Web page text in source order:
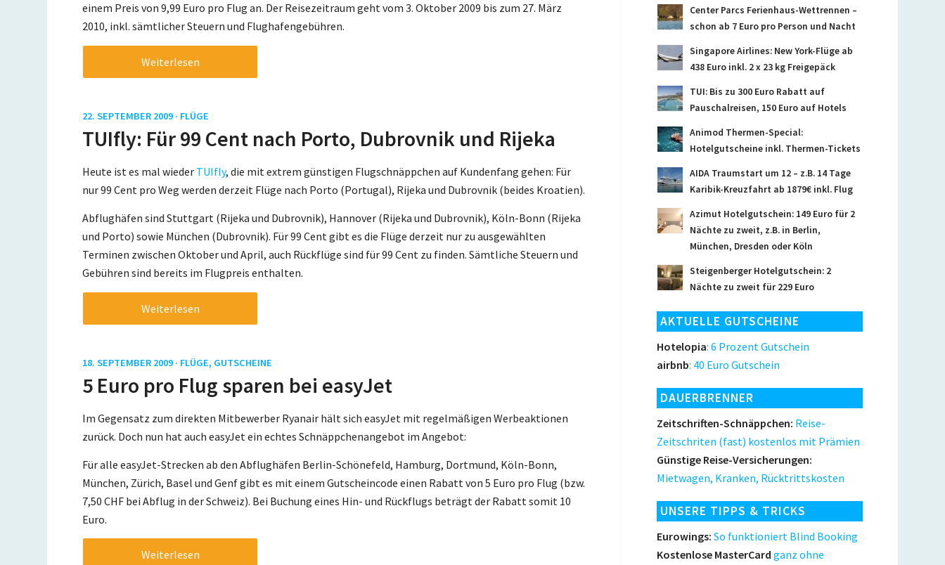
einem Preis von 9,99 Euro pro Flug an. Der Reisezeitraum geht vom 3. Oktober 2009 bis zum 27. März
2010, inkl. sämtlicher Steuern und Flughafengebühren.
Weiterlesen
22. SEPTEMBER 2009 · FLÜGE
TUIfly: Für 99 Cent nach Porto, Dubrovnik und Rijeka
Heute ist es mal wieder TUIfly, die mit extrem günstigen Flugschnäppchen auf Kundenfang gehen: Für
nur 99 Cent pro Weg werden derzeit Flüge nach Porto (Portugal), Rijeka und Dubrovnik (beides Kroatien).
Abflughäfen sind Stuttgart (Rijeka und Dubrovnik), Hannover (Rijeka und Dubrovnik), Köln-Bonn (Rijeka
und Porto) sowie München (Dubrovnik). Für 99 Cent gibt es die Flüge derzeit nur zu ausgewählten
Terminen zwischen Oktober und April, auch Rückflüge sind für 99 Cent zu finden. Sämtliche Steuern und
Gebühren sind bereits im Flugpreis enthalten.
Weiterlesen
18. SEPTEMBER 2009 · FLÜGE, GUTSCHEINE
5 Euro pro Flug sparen bei easyJet
Im Gegensatz zum direkten Mitbewerber Ryanair hält sich easyJet mit regelmäßigen Werbeaktionen
zurück. Doch nun hat auch easyJet ein echtes Schnäppchenangebot im Angebot:
Für alle easyJet-Strecken ab den Abflughäfen Berlin-Schönefeld, Hamburg, Dortmund, Köln-Bonn,
München, Zürich, Basel und Genf gibt es mit einem Gutscheincode einen Rabatt von 5 Euro pro Flug (bzw.
7,50 CHF bei Abflug in der Schweiz). Bei Buchung eines Hin- und Rückflugs beträgt der Rabatt somit 10
Euro.
Weiterlesen
Center Parcs Ferienhaus-Wettrennen –
schon ab 7 Euro pro Person und Nacht
Singapore Airlines: New York-Flüge ab
438 Euro inkl. 2 x 23 kg Freigepäck
TUI: Bis zu 300 Euro Rabatt auf
Pauschalreisen, 150 Euro auf Hotels
Animod Thermen-Special:
Hotelgutscheine inkl. Thermen-Tickets
AIDA Traumstart um 12 – z.B. 14 Tage
Karibik-Kreuzfahrt ab 1879€ inkl. Flug
Azimut Hotelgutschein: 149 Euro für 2
Nächte zu zweit, z.B. in Berlin,
München, Dresden oder Köln
Steigenberger Hotelgutschein: 2
Nächte zu zweit für 229 Euro
AKTUELLE GUTSCHEINE
Hotelopia: 6 Prozent Gutschein
airbnb: 40 Euro Gutschein
DAUERBRENNER
Zeitschriften-Schnäppchen: Reise-
Zeitschriten (fast) kostenlos mit Prämien
Günstige Reise-Versicherungen:
Mietwagen, Kranken, Rücktrittskosten
UNSERE TIPPS & TRICKS
Eurowings: So funktioniert Blind Booking
Kostenlose MasterCard ganz ohne